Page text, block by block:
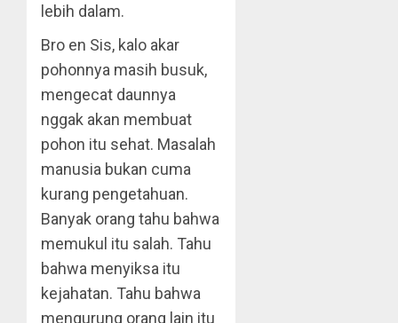
lebih dalam.
Bro en Sis, kalo akar
pohonnya masih busuk,
mengecat daunnya
nggak akan membuat
pohon itu sehat. Masalah
manusia bukan cuma
kurang pengetahuan.
Banyak orang tahu bahwa
memukul itu salah. Tahu
bahwa menyiksa itu
kejahatan. Tahu bahwa
mengurung orang lain itu